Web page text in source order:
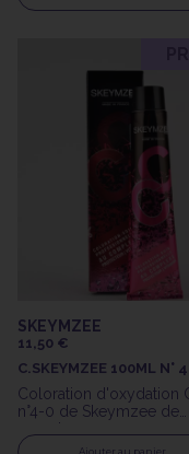
SKEYMZEE
11,50 €
C.SKEYMZEE 100ML N°
Coloration d'oxydation
n°4-0 de Skeymzee de
100ml
Ajouter au panier